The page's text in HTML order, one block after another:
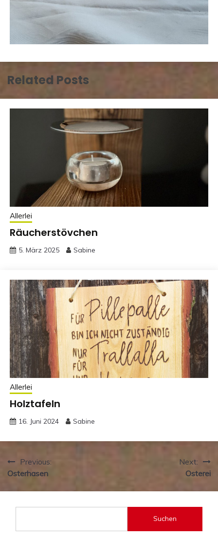
Related Posts
Allerlei
Räucherstövchen
5. März 2025 Sabine
Allerlei
Holztafeln
16. Juni 2024 Sabine
Beitragsnavigation
Previous:
Osterhasen
Next:
Osterei
Suchen